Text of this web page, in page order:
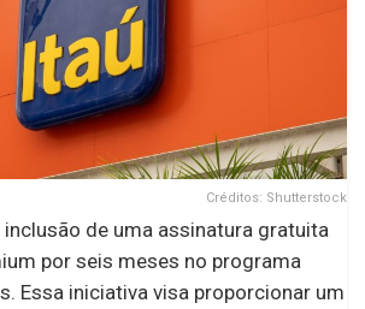
Créditos: Shutterstock
inclusão de uma assinatura gratuita
por seis meses no programa
Essa iniciativa visa proporcionar um